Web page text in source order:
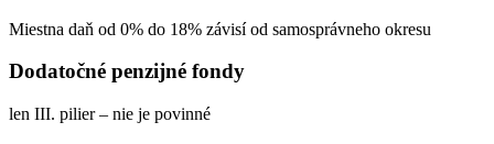
Miestna daň od 0% do 18% závisí od samosprávneho okresu
Dodatočné penzijné fondy
len III. pilier – nie je povinné